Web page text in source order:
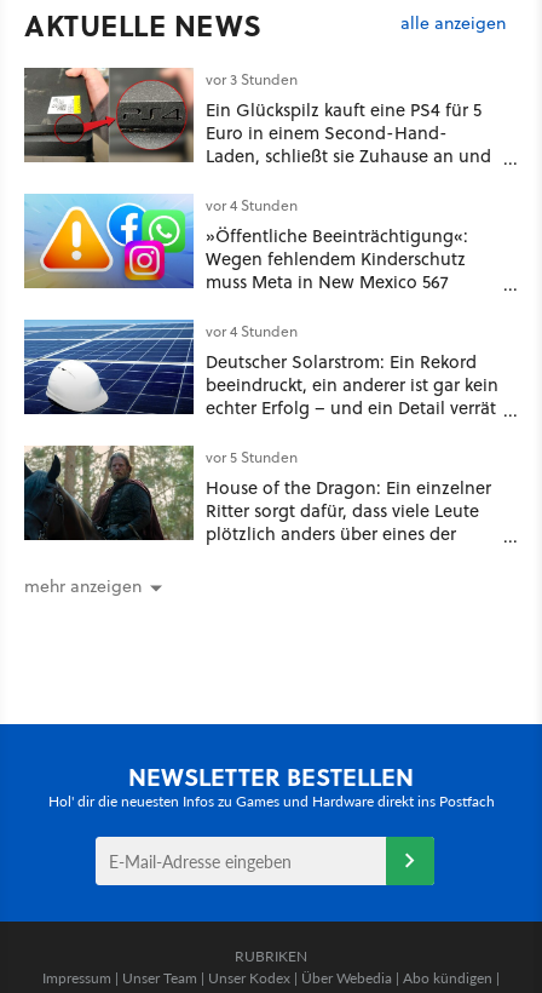
AKTUELLE NEWS alle anzeigen
vor 3 Stunden
Ein Glückspilz kauft eine PS4 für 5
Euro in einem Second-Hand-
Laden, schließt sie Zuhause an und
funktionierende PlayStation [Best of
GameStar]
vor 4 Stunden
»Öffentliche Beeinträchtigung«:
Wegen fehlendem Kinderschutz
muss Meta in New Mexico 567
vor 4 Stunden
Deutscher Solarstrom: Ein Rekord
beeindruckt, ein anderer ist gar kein
echter Erfolg – und ein Detail verrät
jede Zahl
vor 5 Stunden
House of the Dragon: Ein einzelner
Ritter sorgt dafür, dass viele Leute
plötzlich anders über eines der
mehr anzeigen
NEWSLETTER BESTELLEN
Hol' dir die neuesten Infos zu Games und Hardware direkt ins Postfach
RUBRIKEN
Impressum | Unser Team | Unser Kodex | Über Webedia | Abo kündigen |